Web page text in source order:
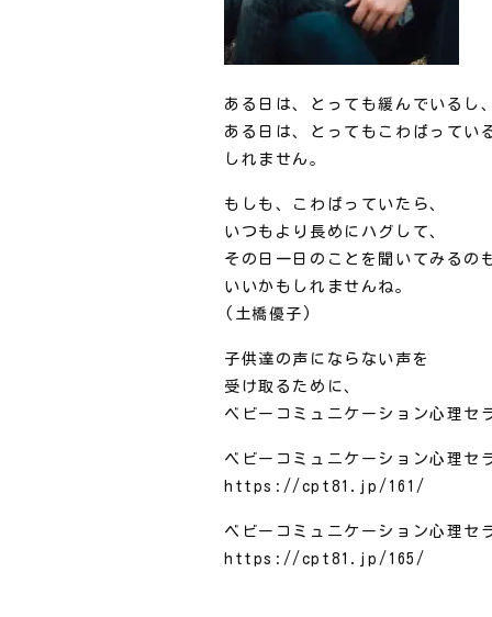
ある日は、とっても緩んでいるし、
ある日は、とってもこわばってい
しれません。
もしも、こわばっていたら、
いつもより長めにハグして、
その日一日のことを聞いてみるの
いいかもしれませんね。
(土橋優子)
子供達の声にならない声を
受け取るために、
ベビーコミュニケーション心理セ
ベビーコミュニケーション心理
https://cpt81.jp/161/
ベビーコミュニケーション心理
https://cpt81.jp/165/